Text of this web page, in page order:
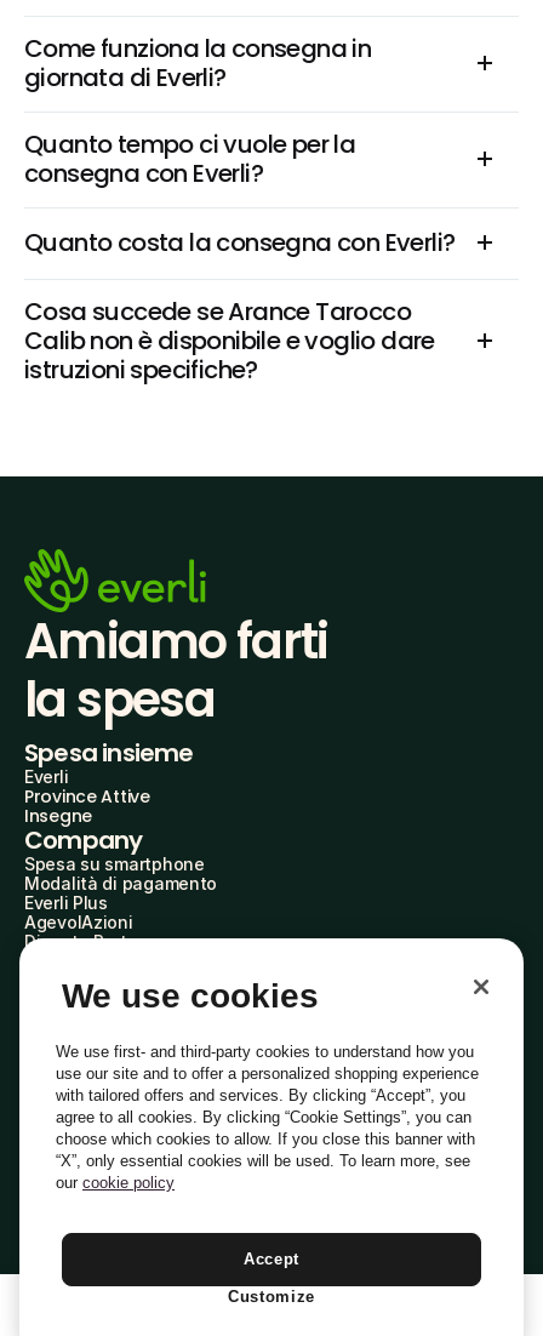
Come funziona la consegna in
giornata di Everli?
Quanto tempo ci vuole per la
consegna con Everli?
Quanto costa la consegna con Everli?
Cosa succede se Arance Tarocco
Calib non è disponibile e voglio dare
istruzioni specifiche?
Amiamo farti
la spesa
Spesa insieme
Everli
Province Attive
Insegne
Company
Spesa su smartphone
Modalità di pagamento
Everli Plus
AgevolAzioni
Diventa Partner
Everli Shoppers
About Us
Everli News
Domande frequenti
Lavora con noi
Diventa Shopper
Investitori
PrivacyCookiePreferenze Cookie
Termini e CondizioniCodice Etico
Indirizzo PEC: everli@pec.it - indirizzo DPO: dpo@everli.com
Italiano
We use cookies
We use first- and third-party cookies to understand how you
use our site and to offer a personalized shopping experience
with tailored offers and services. By clicking “Accept”, you
agree to all cookies. By clicking “Cookie Settings”, you can
choose which cookies to allow. If you close this banner with
“X”, only essential cookies will be used. To learn more, see
our cookie policy
Accept
Customize